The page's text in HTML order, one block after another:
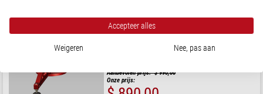
Avalon
OBS Pier
Aanbevolen prijs: $ 990,00
Onze prijs:
Accepteer alles
Weigeren Nee, pas aan